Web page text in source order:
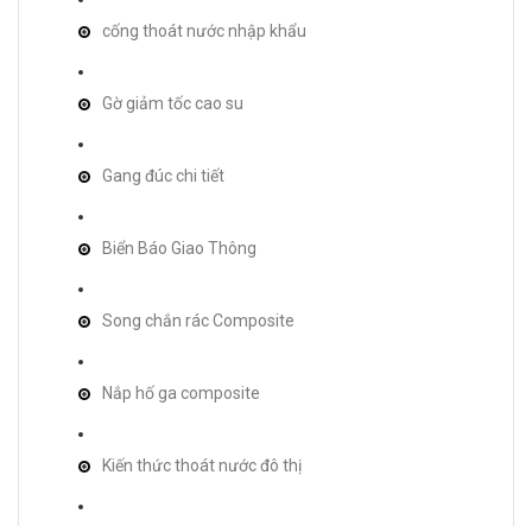
cống thoát nước nhập khẩu
Gờ giảm tốc cao su
Gang đúc chi tiết
Biển Báo Giao Thông
Song chắn rác Composite
Nắp hố ga composite
Kiến thức thoát nước đô thị